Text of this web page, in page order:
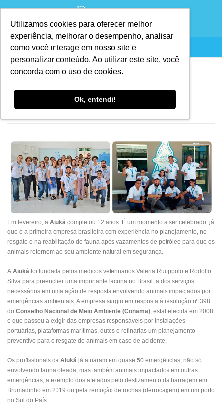
Utilizamos cookies para oferecer melhor
experiência, melhorar o desempenho, analisar
como você interage em nosso site e
personalizar conteúdo. Ao utilizar este site, você
concorda com o uso de cookies.
Ok, entendi!
Aiuká 12 anos
10/02/2022POR
Em fevereiro, a Aiuká completou 12 anos. É um momento a ser celebrado, já
que é a primeira empresa brasileira com experiência no planejamento, no
resgate e na reabilitação de fauna após vazamentos de petróleo para que os
animais retornem ao seu ambiente natural em segurança.
A Aiuká foi fundada pelos médicos veterinários Valeria Ruoppolo e Rodolfo
Silva para preencher uma importante lacuna no Brasil: a dos serviços
necessários em uma ação de resposta envolvendo animais impactados por
emergências ambientais. A empresa surgiu em resposta à resolução nº 398
do Conselho Nacional de Meio Ambiente (Conama), estabelecida em 2008
e que passou a exigir das empresas responsáveis por instalações
portuárias, plataformas marítimas, dutos e refinarias um planejamento
preventivo para o resgate de animais em caso de acidente.
Os profissionais da Aiuká já atuaram em quase 50 emergências, não só
envolvendo fauna oleada, mas também animais impactados em outras
emergências, a exemplo dos afetados pelo deslizamento da barragem em
Brumadinho em 2019 ou pela remoção de rochas (derrocagem) em um porto
no Sul do País.